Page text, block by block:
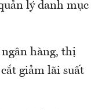
lý danh mục
hàng, thị
giảm lãi suất